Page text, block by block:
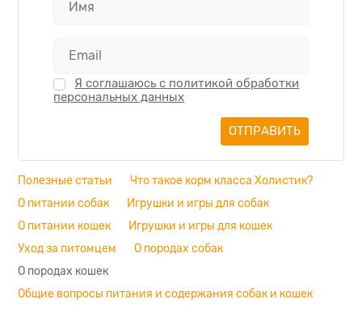
Я соглашаюсь с политикой обработки
персональных данных
Полезные статьи
Что такое корм класса Холистик?
О питании собак
Игрушки и игры для собак
О питании кошек
Игрушки и игры для кошек
Уход за питомцем
О породах собак
О породах кошек
Общие вопросы питания и содержания собак и кошек